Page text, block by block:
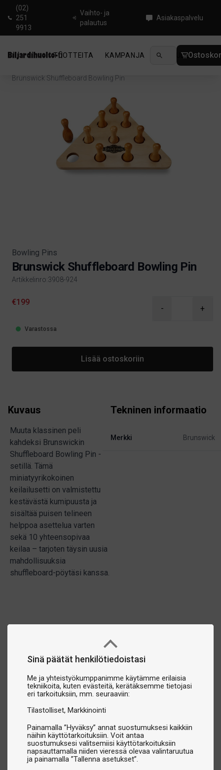
Sinä päätät henkilötiedoistasi
Me ja yhteistyökumppanimme käytämme erilaisia
tekniikoita, kuten evästeitä, kerätäksemme tietojasi
eri tarkoituksiin, mm. seuraaviin:
Tilastolliset Markkinointi
Painamalla ”Hyväksy” annat suostumuksesi kaikkiin
näihin käyttötarkoituksiin. Voit antaa
suostumuksesi valitsemiisi käyttötarkoituksiin
napsauttamalla niiden vieressä olevaa valintaruutua
ja painamalla ”Tallenna asetukset”.
(02)
251
9913
Vaihto- ja
palautus
Asiakaspalvelu
TUOTTEITA KAMPANJA UUTUUDET
Brunswick Shuffleboard Bowling Pin
Bowling Pins
Brunswick Shuffleboard Bowling Pin
Artikkelinro:3908-924
Product information
€199
- +
Varastossa
Lisää ostoskoriin
Kuvaus
Muuta klassinen peli
kahdeksi Brunswickin
Shuffleboard Bowling Pin -
setillä. Tämä
miniatyyrikokoinen
keilailusetti on valmistettu
kestävästä kumipuusta ja
sisältää puisen telineen
helppoa asettelua varten
sekä 10 yhteensopivaa
keilaa – tarjoten täysin uusia
mahdollisuuksia
shuffleboard-pöytäsi kanssa.
Tekninen informaatio
Merkki Brunswick